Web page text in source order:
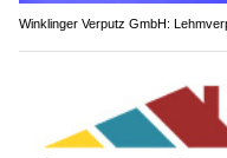
Winklinger Verputz GmbH: